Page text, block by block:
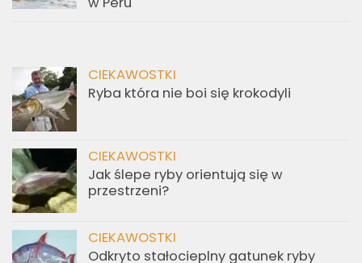
CIEKAWOSTKI
Ryba która nie boi się krokodyli
CIEKAWOSTKI
Jak ślepe ryby orientują się w
przestrzeni?
CIEKAWOSTKI
Odkryto stałocieplny gatunek ryby